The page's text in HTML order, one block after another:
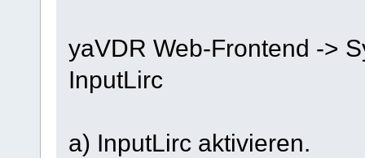
yaVDR Web-Frontend ->
InputLirc
a) InputLirc aktivieren.